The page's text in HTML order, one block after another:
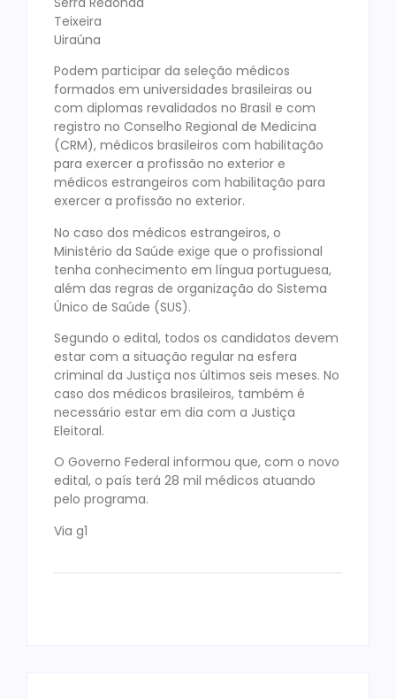
Teixeira
Uiraúna
Podem participar da seleção médicos
formados em universidades brasileiras ou
com diplomas revalidados no Brasil e com
registro no Conselho Regional de Medicina
(CRM), médicos brasileiros com habilitação
para exercer a profissão no exterior e
médicos estrangeiros com habilitação para
exercer a profissão no exterior.
No caso dos médicos estrangeiros, o
Ministério da Saúde exige que o profissional
tenha conhecimento em língua portuguesa,
além das regras de organização do Sistema
Único de Saúde (SUS).
Segundo o edital, todos os candidatos devem
estar com a situação regular na esfera
criminal da Justiça nos últimos seis meses. No
caso dos médicos brasileiros, também é
necessário estar em dia com a Justiça
Eleitoral.
O Governo Federal informou que, com o novo
edital, o país terá 28 mil médicos atuando
pelo programa.
Via g1